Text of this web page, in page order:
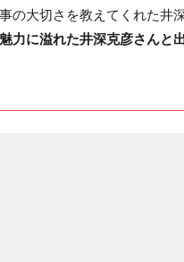
大切さを教えてくれた井深
力に溢れた井深克彦さんと